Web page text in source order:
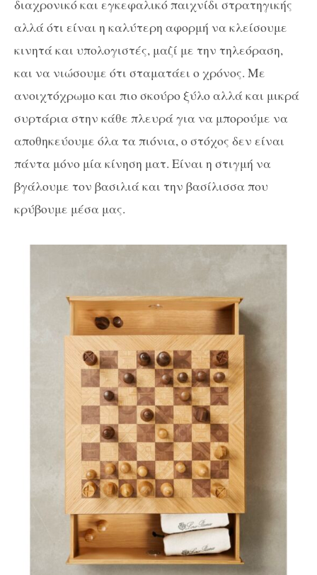
διαχρονικό και εγκεφαλικό παιχνίδι στρατηγικής
αλλά ότι είναι η καλύτερη αφορμή να κλείσουμε
κινητά και υπολογιστές, μαζί με την τηλεόραση,
και να νιώσουμε ότι σταματάει ο χρόνος. Με
ανοιχτόχρωμο και πιο σκούρο ξύλο αλλά και μικρά
συρτάρια στην κάθε πλευρά για να μπορούμε να
αποθηκεύουμε όλα τα πιόνια, ο στόχος δεν είναι
πάντα μόνο μία κίνηση ματ. Είναι η στιγμή να
βγάλουμε τον βασιλιά και την βασίλισσα που
κρύβουμε μέσα μας.